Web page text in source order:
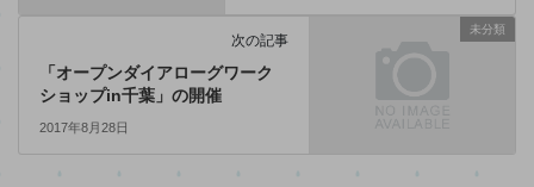
未分類
次の記事
「オープンダイアローグワーク
ショップin千葉」の開催
2017年8月28日